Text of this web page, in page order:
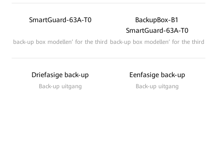
SmartGuard-63A-T0
back-up box modellen’ for the third
Driefasige back-up
Back-up uitgang
BackupBox-B1
SmartGuard-63A-T0
back-up box modellen’ for the third
Eenfasige back-up
Back-up uitgang